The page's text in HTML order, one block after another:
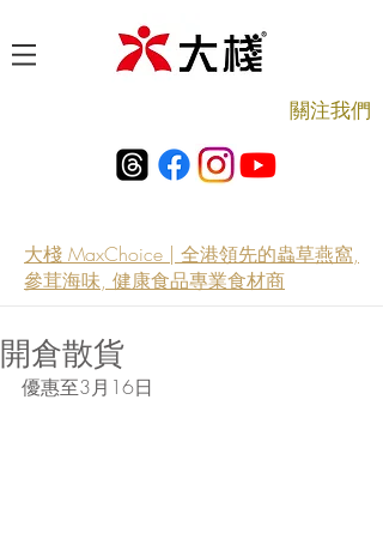
​關注我們
大棧 MaxChoice | 全港領先的蟲草燕窩,
參茸海味, 健康食品專業食材商
開倉散貨
優惠至3月16日